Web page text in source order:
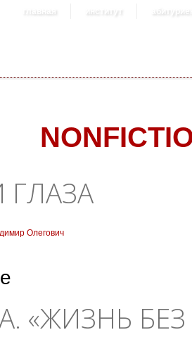
главная институт
ГЛАЗА
Олегович
«ЖИЗНЬ